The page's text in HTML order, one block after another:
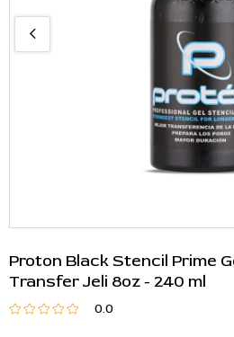
Proton Black Stencil Prime
Transfer Jeli 8oz - 240 ml
0.0